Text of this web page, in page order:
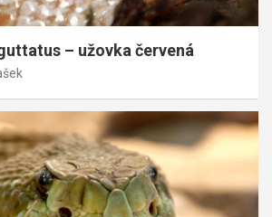
– užovka červená